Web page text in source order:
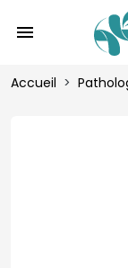
menu
Accueil